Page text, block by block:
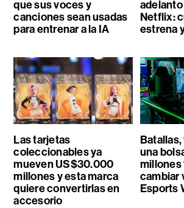
que sus voces y
canciones sean usadas
para entrenar a la IA
Netflix:
estrena
Las tarjetas
coleccionables ya
mueven US$30.000
millones y esta marca
quiere convertirlas en
accesorio
una
millones
cambiar
Esports